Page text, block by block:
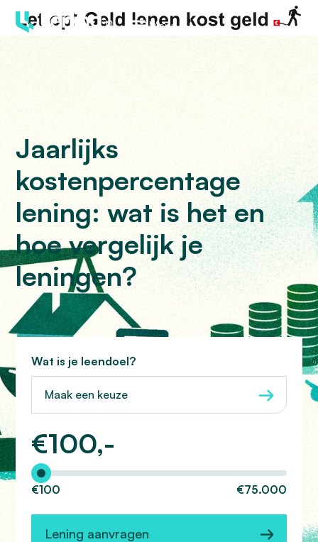
Menu
Jaarlijks
kostenpercentage
lening: wat is het en
hoe vergelijk je
leningen?
Wat is je leendoel?
Maak een keuze
€100,-
Hoeveel wilt u lenen?
€100 €75.000
Lening aanvragen